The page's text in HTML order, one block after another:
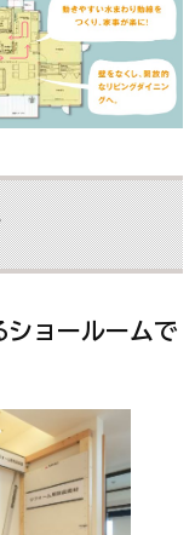
ョールームで